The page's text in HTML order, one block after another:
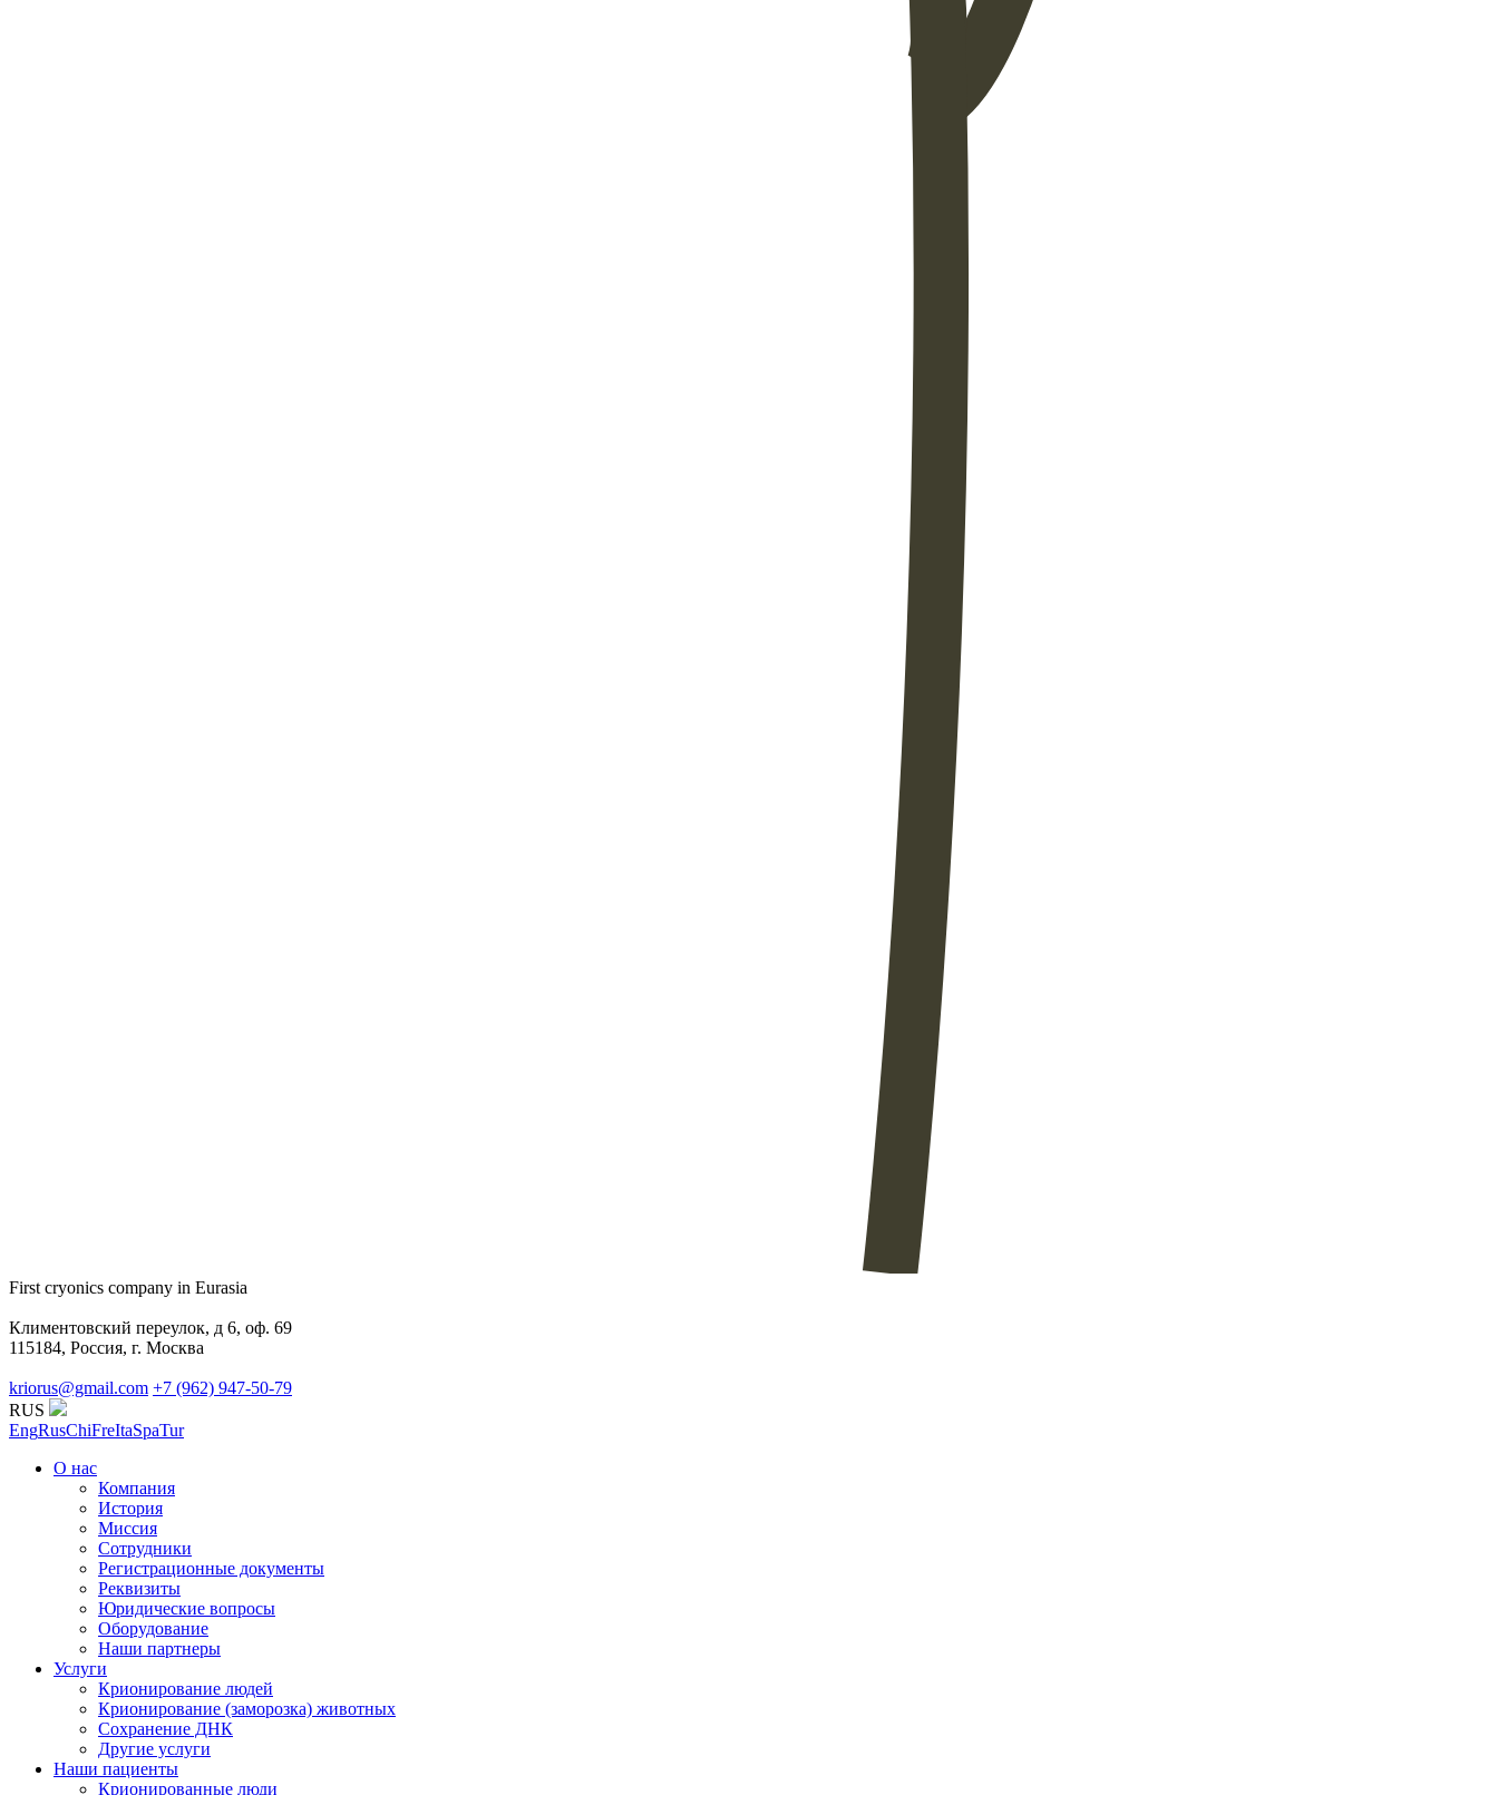
First cryonics company in Eurasia
Климентовский переулок, д 6, оф. 69
115184, Россия, г. Москва
kriorus@gmail.com +7 (962) 947-50-79
RUS
EngRusChiFreItaSpaTur
О нас
Компания
История
Миссия
Сотрудники
Регистрационные документы
Реквизиты
Юридические вопросы
Оборудование
Наши партнеры
Услуги
Крионирование людей
Крионирование (заморозка) животных
Сохранение ДНК
Другие услуги
Наши пациенты
Крионированные люди